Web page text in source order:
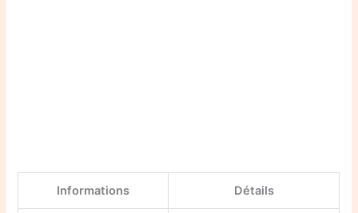
Informations Détails